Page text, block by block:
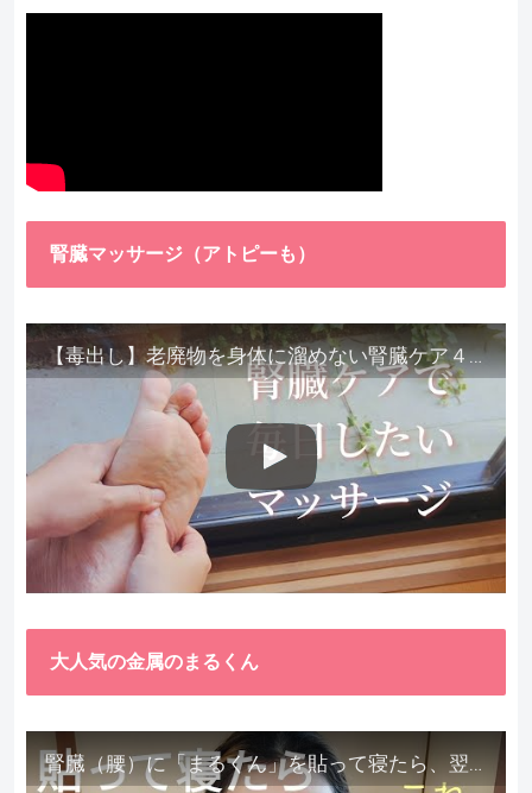
腎臓マッサージ（アトピーも）
【毒出し】老廃物を身体に溜めない腎臓ケア４種をご紹介します。
大人気の金属のまるくん
腎臓（腰）に「まるくん」を貼って寝たら、翌朝めちゃ楽でびっくりしました。腎臓叩いても痛くない！【お客様の声を試してみた】